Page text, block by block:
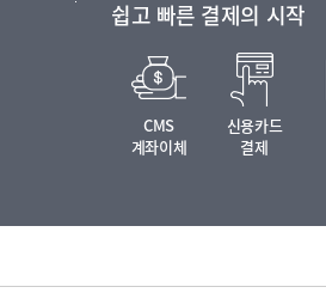
쉽고 빠른 결제의 시작
CMS
계좌이체
신용카드
결제